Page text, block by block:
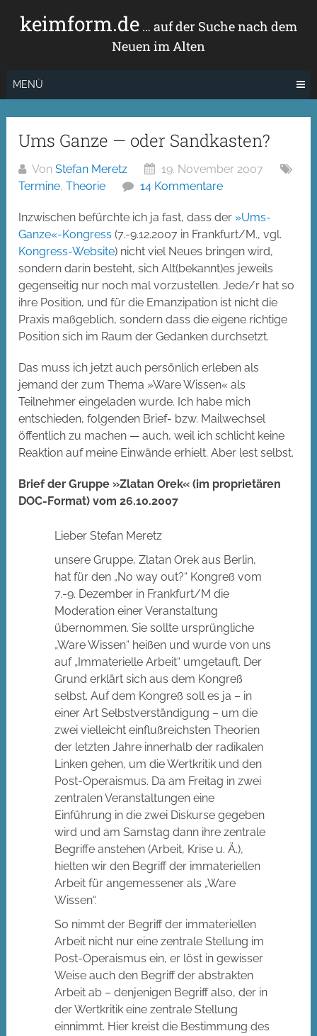
Inhaltkeimform.de… auf der Suche nach dem
Neuen im Alten
MENÜ
Ums Ganze — oder Sandkasten?
VonStefan Meretz
19. November 2007
Termine,Theorie 14 Kommentare
Inzwischen befürchte ich ja fast, dass der »Ums-
Ganze«-Kongress (7.-9.12.2007 in Frankfurt/M., vgl.
Kongress-Website) nicht viel Neues bringen wird,
sondern darin besteht, sich Alt(bekannt)es jeweils
gegenseitig nur noch mal vorzustellen. Jede/r hat so
ihre Position, und für die Emanzipation ist nicht die
Praxis maßgeblich, sondern dass die eigene richtige
Position sich im Raum der Gedanken durchsetzt.
Das muss ich jetzt auch persönlich erleben als
jemand der zum Thema »Ware Wissen« als
Teilnehmer eingeladen wurde. Ich habe mich
entschieden, folgenden Brief- bzw. Mailwechsel
öffentlich zu machen — auch, weil ich schlicht keine
Reaktion auf meine Einwände erhielt. Aber lest selbst.
Brief der Gruppe »Zlatan Orek« (im proprietären
DOC-Format) vom 26.10.2007
Lieber Stefan Meretz
unsere Gruppe, Zlatan Orek aus Berlin,
hat für den „No way out?“ Kongreß vom
7.-9. Dezember in Frankfurt/M die
Moderation einer Veranstaltung
übernommen. Sie sollte ursprüngliche
„Ware Wissen“ heißen und wurde von uns
auf „Immaterielle Arbeit“ umgetauft. Der
Grund erklärt sich aus dem Kongreß
selbst. Auf dem Kongreß soll es ja – in
einer Art Selbstverständigung – um die
zwei vielleicht einflußreichsten Theorien
der letzten Jahre innerhalb der radikalen
Linken gehen, um die Wertkritik und den
Post-Operaismus. Da am Freitag in zwei
zentralen Veranstaltungen eine
Einführung in die zwei Diskurse gegeben
wird und am Samstag dann ihre zentrale
Begriffe anstehen (Arbeit, Krise u. Ä.),
hielten wir den Begriff der immateriellen
Arbeit für angemessener als „Ware
Wissen“.
So nimmt der Begriff der immateriellen
Arbeit nicht nur eine zentrale Stellung im
Post-Operaismus ein, er löst in gewisser
Weise auch den Begriff der abstrakten
Arbeit ab – denjenigen Begriff also, der in
der Wertkritik eine zentrale Stellung
einnimmt. Hier kreist die Bestimmung des